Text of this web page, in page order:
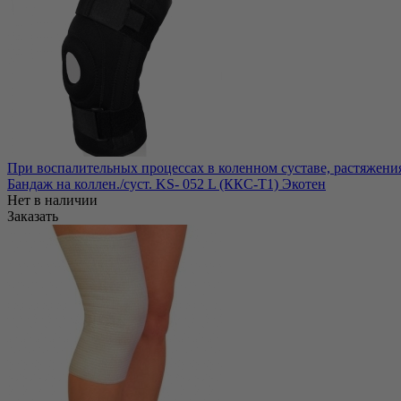
При воспалительных процессах в коленном суставе,
Бандаж на коллен./суст. KS- 052 L (ККС-Т1) Экотен
Нет в наличии
Заказать